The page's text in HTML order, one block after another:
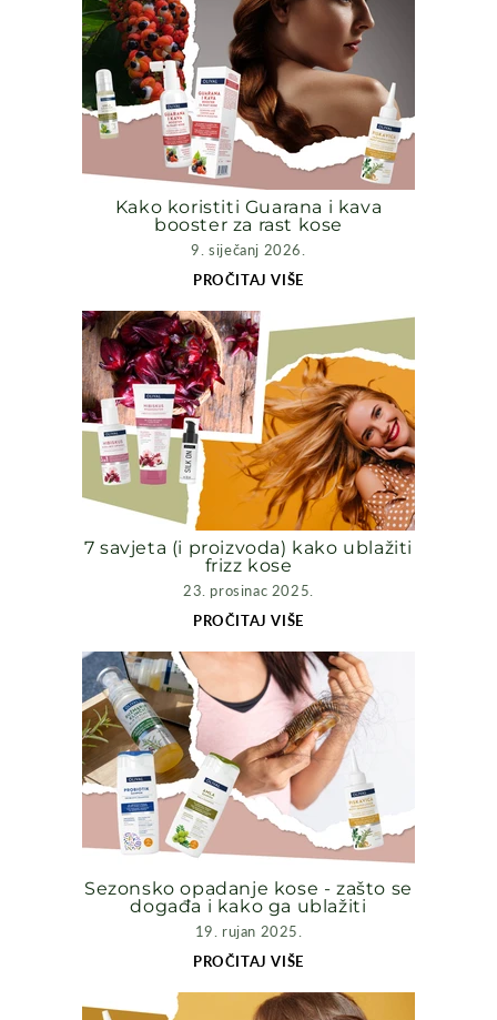
Kako koristiti Guarana i kava
booster za rast kose
9. siječanj 2026.
PROČITAJ VIŠE
7 savjeta (i proizvoda) kako ublažiti
frizz kose
23. prosinac 2025.
PROČITAJ VIŠE
Sezonsko opadanje kose - zašto se
događa i kako ga ublažiti
19. rujan 2025.
PROČITAJ VIŠE